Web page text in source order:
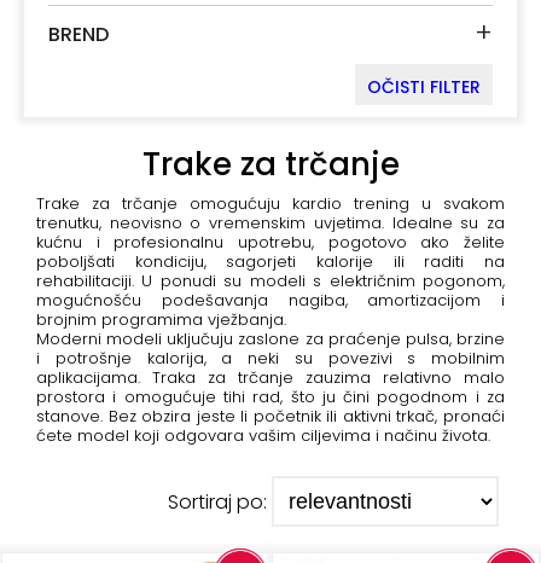
šipke
Oprema
za
funkcionalni
trening
Aerobik,
Pilates,
Joga
+
BREND
OČISTI FILTER
Trake za trčanje
Trake za trčanje omogućuju kardio trening u svakom
trenutku, neovisno o vremenskim uvjetima. Idealne su za
kućnu i profesionalnu upotrebu, pogotovo ako želite
poboljšati kondiciju, sagorjeti kalorije ili raditi na
rehabilitaciji. U ponudi su modeli s električnim pogonom,
mogućnošću podešavanja nagiba, amortizacijom i
brojnim programima vježbanja.
Moderni modeli uključuju zaslone za praćenje pulsa, brzine
i potrošnje kalorija, a neki su povezivi s mobilnim
aplikacijama. Traka za trčanje zauzima relativno malo
prostora i omogućuje tihi rad, što ju čini pogodnom i za
stanove. Bez obzira jeste li početnik ili aktivni trkač, pronaći
ćete model koji odgovara vašim ciljevima i načinu života.
Sortiraj po: